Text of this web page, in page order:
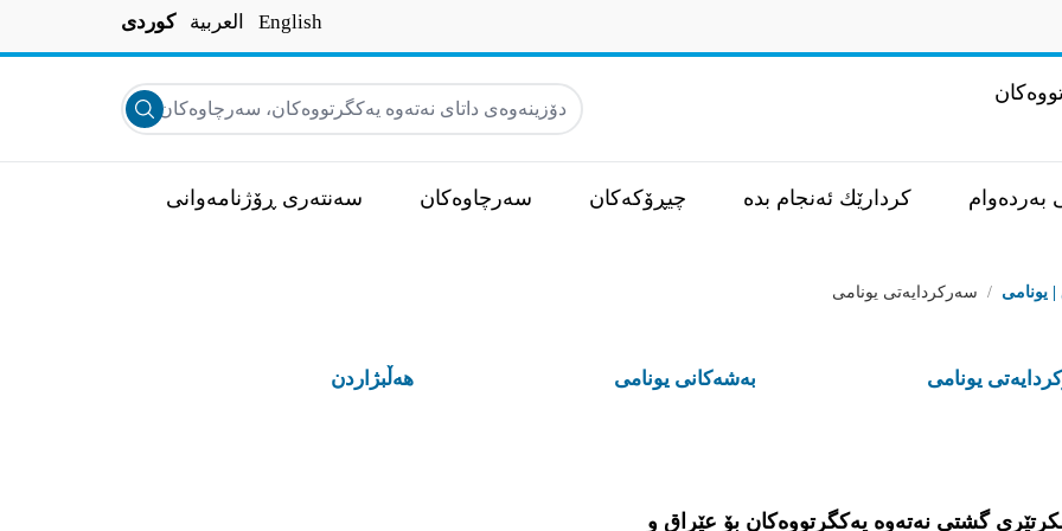
English العربية کوردی
دۆزينه‌وه‌ى داتاى نه‌ته‌وه‌ يه‌كگرتووه‌كان، سه‌رچاوه‌كان، هه‌واڵه‌كان و
Submit search
بەردەوام كردارێك ئه‌نجام بده‌ چیڕۆکەکان سەرچاوەکان سەنتەری ڕۆژنامەوانی
| يونامى / سه‌ركردایه‌تی یونامی
یونامی به‌شه‌كانى يونامى هه‌ڵبژاردن
گشتی نەتەوە یەکگرتووەکان بۆ عێراق و